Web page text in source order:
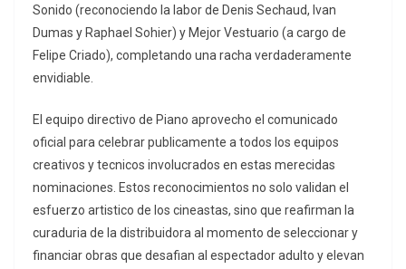
Sonido (reconociendo la labor de Denis Sechaud, Ivan
Dumas y Raphael Sohier) y Mejor Vestuario (a cargo de
Felipe Criado), completando una racha verdaderamente
envidiable.
El equipo directivo de Piano aprovecho el comunicado
oficial para celebrar publicamente a todos los equipos
creativos y tecnicos involucrados en estas merecidas
nominaciones. Estos reconocimientos no solo validan el
esfuerzo artistico de los cineastas, sino que reafirman la
curaduria de la distribuidora al momento de seleccionar y
financiar obras que desafian al espectador adulto y elevan